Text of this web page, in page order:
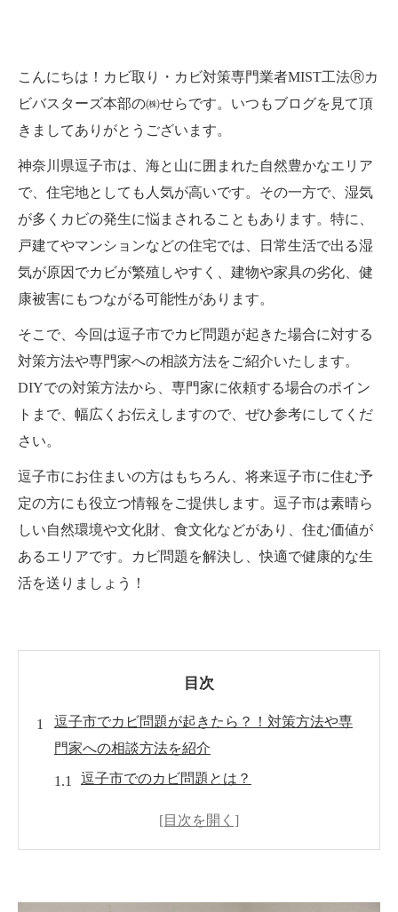
こんにちは！カビ取り・カビ対策専門業者MIST工法Ⓡカ
ビバスターズ本部の㈱せらです。いつもブログを見て頂
きましてありがとうございます。
神奈川県逗子市は、海と山に囲まれた自然豊かなエリア
で、住宅地としても人気が高いです。その一方で、湿気
が多くカビの発生に悩まされることもあります。特に、
戸建てやマンションなどの住宅では、日常生活で出る湿
気が原因でカビが繁殖しやすく、建物や家具の劣化、健
康被害にもつながる可能性があります。
そこで、今回は逗子市でカビ問題が起きた場合に対する
対策方法や専門家への相談方法をご紹介いたします。
DIYでの対策方法から、専門家に依頼する場合のポイン
トまで、幅広くお伝えしますので、ぜひ参考にしてくだ
さい。
逗子市にお住まいの方はもちろん、将来逗子市に住む予
定の方にも役立つ情報をご提供します。逗子市は素晴ら
しい自然環境や文化財、食文化などがあり、住む価値が
あるエリアです。カビ問題を解決し、快適で健康的な生
活を送りましょう！
目次
逗子市でカビ問題が起きたら？！対策方法や専
門家への相談方法を紹介
逗子市でのカビ問題とは？